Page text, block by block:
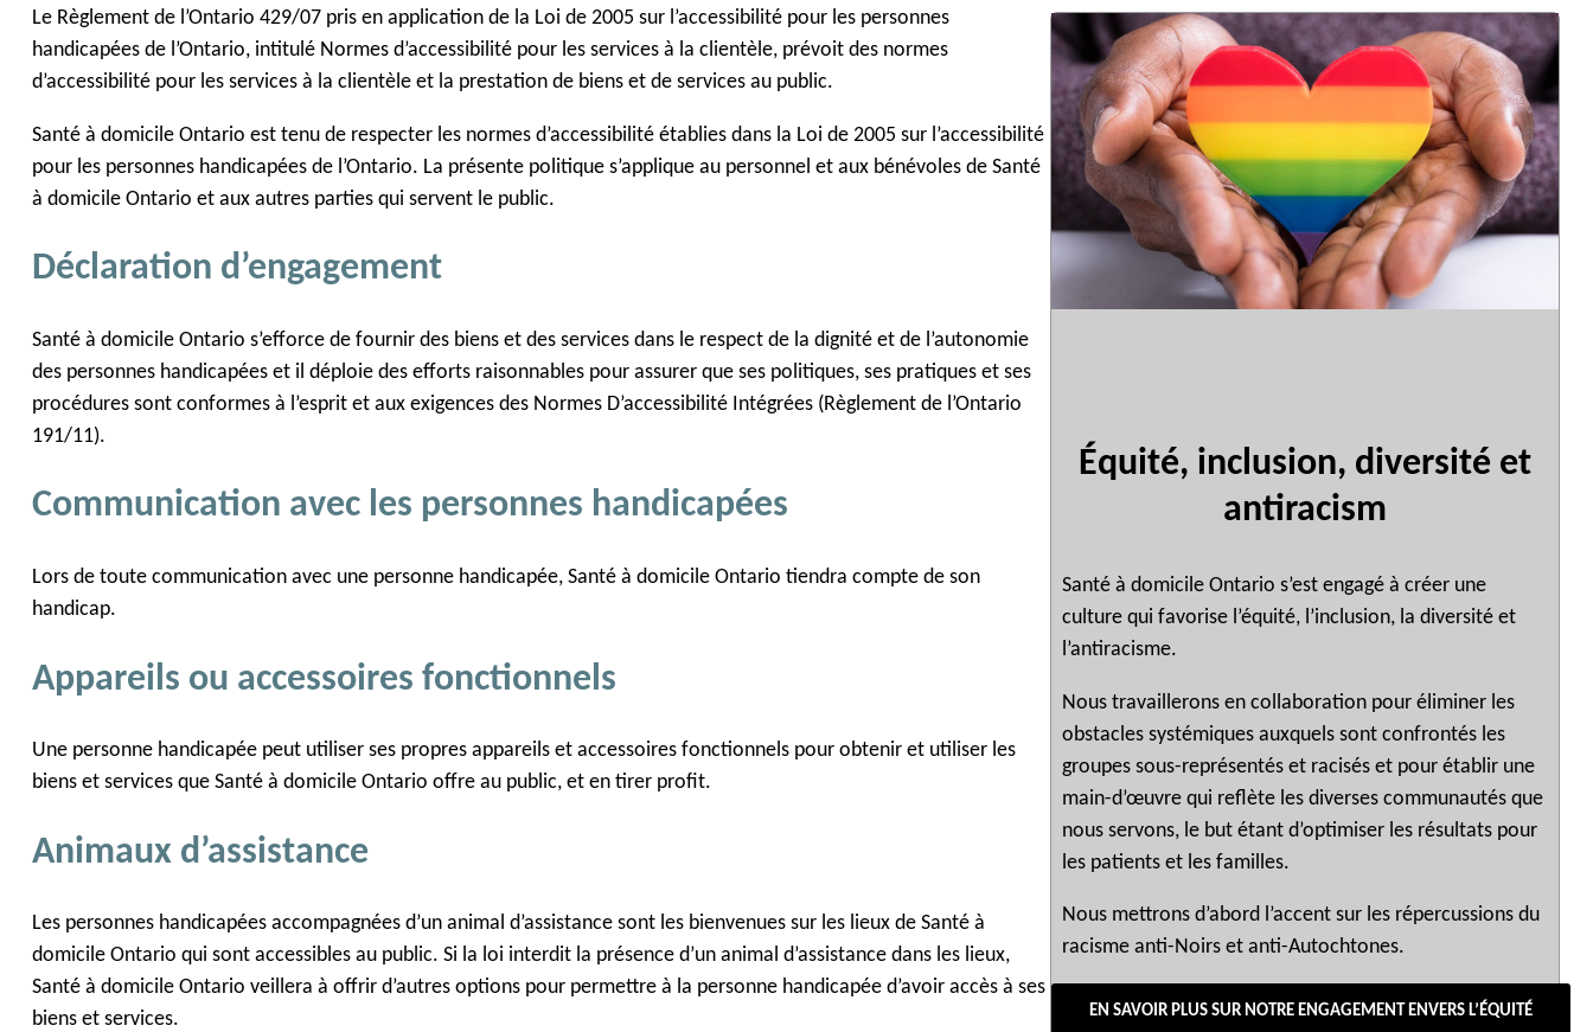
v
r
e
o
u
v
g
Le Règlement de l’Ontario 429/07 pris en application de la Loi de 2005 sur l’accessibilité pour les personnes
handicapées de l’Ontario, intitulé Normes d’accessibilité pour les services à la clientèle, prévoit des normes
d’accessibilité pour les services à la clientèle et la prestation de biens et de services au public.
Santé à domicile Ontario est tenu de respecter les normes d’accessibilité établies dans la Loi de 2005 sur l’accessibilité
pour les personnes handicapées de l’Ontario. La présente politique s’applique au personnel et aux bénévoles de Santé
à domicile Ontario et aux autres parties qui servent le public.
Déclaration d’engagement
Santé à domicile Ontario s’efforce de fournir des biens et des services dans le respect de la dignité et de l’autonomie
des personnes handicapées et il déploie des efforts raisonnables pour assurer que ses politiques, ses pratiques et ses
procédures sont conformes à l’esprit et aux exigences des Normes D’accessibilité Intégrées (Règlement de l’Ontario
191/11).
Communication avec les personnes handicapées
Lors de toute communication avec une personne handicapée, Santé à domicile Ontario tiendra compte de son
handicap.
Appareils ou accessoires fonctionnels
Une personne handicapée peut utiliser ses propres appareils et accessoires fonctionnels pour obtenir et utiliser les
biens et services que Santé à domicile Ontario offre au public, et en tirer profit.
Animaux d’assistance
Les personnes handicapées accompagnées d’un animal d’assistance sont les bienvenues sur les lieux de Santé à
domicile Ontario qui sont accessibles au public. Si la loi interdit la présence d’un animal d’assistance dans les lieux,
Santé à domicile Ontario veillera à offrir d’autres options pour permettre à la personne handicapée d’avoir accès à ses
biens et services.
Équité, inclusion, diversité et
antiracism
Santé à domicile Ontario s’est engagé à créer une
culture qui favorise l’équité, l’inclusion, la diversité et
l’antiracisme.
Nous travaillerons en collaboration pour éliminer les
obstacles systémiques auxquels sont confrontés les
groupes sous-représentés et racisés et pour établir une
main-d’œuvre qui reflète les diverses communautés que
nous servons, le but étant d’optimiser les résultats pour
les patients et les familles.
Nous mettrons d’abord l’accent sur les répercussions du
racisme anti-Noirs et anti-Autochtones.
EN SAVOIR PLUS SUR NOTRE ENGAGEMENT ENVERS L’ÉQUITÉ